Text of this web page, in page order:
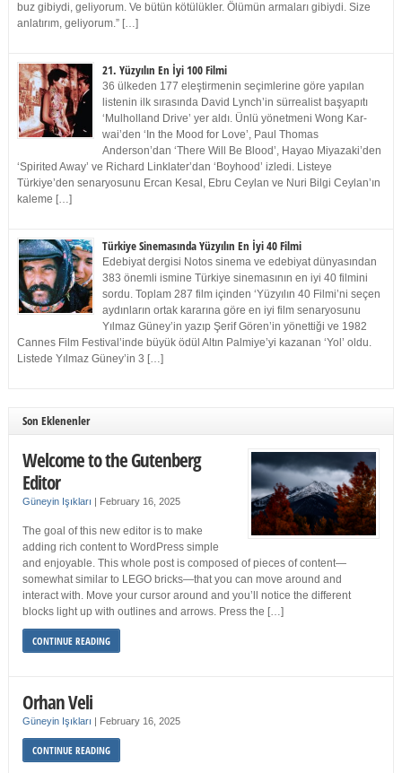
buz gibiydi, geliyorum. Ve bütün kötülükler. Ölümün armaları gibiydi. Size
anlatırım, geliyorum.” […]
21. Yüzyılın En İyi 100 Filmi
36 ülkeden 177 eleştirmenin seçimlerine göre yapılan
listenin ilk sırasında David Lynch’in sürrealist başyapıtı
‘Mulholland Drive’ yer aldı. Ünlü yönetmeni Wong Kar-
wai’den ‘In the Mood for Love’, Paul Thomas
Anderson’dan ‘There Will Be Blood’, Hayao Miyazaki’den
‘Spirited Away’ ve Richard Linklater’dan ‘Boyhood’ izledi. Listeye
Türkiye’den senaryosunu Ercan Kesal, Ebru Ceylan ve Nuri Bilgi Ceylan’ın
kaleme […]
Türkiye Sinemasında Yüzyılın En İyi 40 Filmi
Edebiyat dergisi Notos sinema ve edebiyat dünyasından
383 önemli ismine Türkiye sinemasının en iyi 40 filmini
sordu. Toplam 287 film içinden ‘Yüzyılın 40 Filmi’ni seçen
aydınların ortak kararına göre en iyi film senaryosunu
Yılmaz Güney’in yazıp Şerif Gören’in yönettiği ve 1982
Cannes Film Festival’inde büyük ödül Altın Palmiye’yi kazanan ‘Yol’ oldu.
Listede Yılmaz Güney’in 3 […]
Son Eklenenler
Welcome to the Gutenberg
Editor
Güneyin Işıkları | February 16, 2025
The goal of this new editor is to make
adding rich content to WordPress simple
and enjoyable. This whole post is composed of pieces of content—
somewhat similar to LEGO bricks—that you can move around and
interact with. Move your cursor around and you’ll notice the different
blocks light up with outlines and arrows. Press the […]
CONTINUE READING
Orhan Veli
Güneyin Işıkları | February 16, 2025
CONTINUE READING